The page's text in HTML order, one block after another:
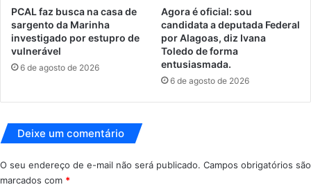
PCAL faz busca na casa de
sargento da Marinha
investigado por estupro de
vulnerável
6 de agosto de 2026
Agora é oficial: sou
candidata a deputada Federal
por Alagoas, diz Ivana
Toledo de forma
entusiasmada.
6 de agosto de 2026
Deixe um comentário
O seu endereço de e-mail não será publicado. Campos obrigatórios são
marcados com *